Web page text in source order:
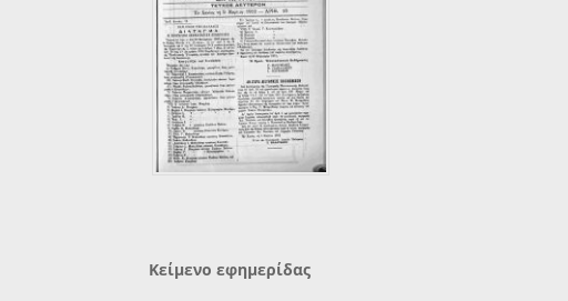
Κείμενο εφημερίδας